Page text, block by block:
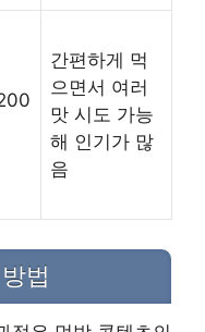
간편하게 먹
으면서 여러
맛 시도 가능
해 인기가 많
음
법